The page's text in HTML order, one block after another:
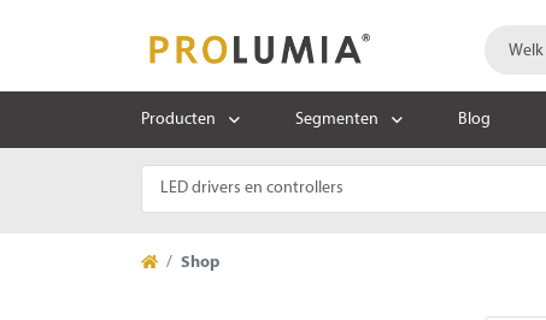
Producten Segmenten Blog
Shop